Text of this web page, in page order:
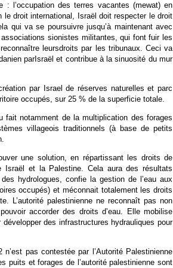
: l’occupation des terres vacantes (mewat) en
droit international, Israël doit respecter le droit
qui va se poursuivre jusqu’à maintenant avec
sionistes militantes, qui font fuir les
leursdroits par les tribunaux. Ceci va
parIsraël et contribue à la sinuosité du mur
par Israel de réserves naturelles et parc
occupés, sur 25 % de la superficie totale.
fait notamment de la multiplication des forages
villageois traditionnels (à base de petits
une solution, en répartissant les droits de
Israël et la Palestine. Cela aura des résultats
hydrologues, confie la gestion de l’eau aux
occupés) et méconnait totalement les droits
L’autorité palestinienne ne reconnaît pas non
accorder des droits d’eau. Elle mobilise
des infrastructures hydrauliques pour
pas contestée par l’Autorité Palestinienne
puits et forages de l’autorité palestinienne sont